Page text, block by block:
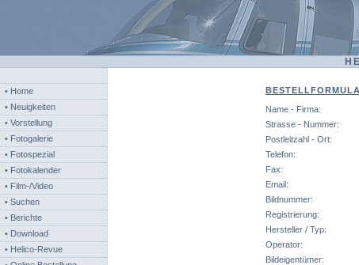
• Home
• Neuigkeiten
• Vorstellung
• Fotogalerie
• Fotospezial
• Fotokalender
• Film-/Video
• Suchen
• Berichte
• Download
• Helico-Revue
Name - Firma:
Strasse - Nummer:
Postleitzahl - Ort:
Telefon:
Fax:
Email:
Bildnummer:
Registrierung:
Hersteller / Typ:
Operator:
Bildeigentümer: